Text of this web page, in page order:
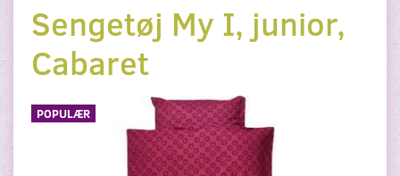
Sengetøj My I, junior,
Cabaret
POPULÆR